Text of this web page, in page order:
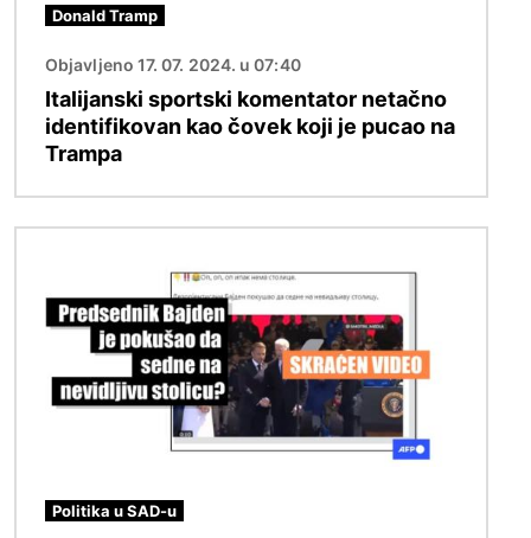
Donald Tramp
Objavljeno 17. 07. 2024. u 07:40
Italijanski sportski komentator netačno
identifikovan kao čovek koji je pucao na
Trampa
Politika u SAD-u